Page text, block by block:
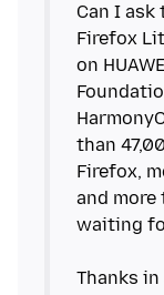
Can I ask
Firefox
on
than
Firefox,
and more
waiting
Thanks in